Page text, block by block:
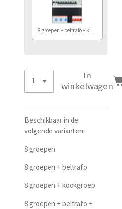
8 groepen + beltrafo + kookgroep
In
winkelwagen
Beschikbaar in de
volgende varianten:
8 groepen
8 groepen + beltrafo
8 groepen + kookgroep
8 groepen + beltrafo +